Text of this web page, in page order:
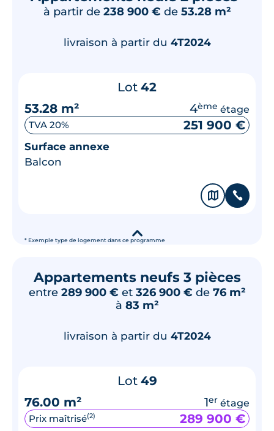
à partir de 238 900 € de 53.28 m²
* Exemple type de logement dans ce programme
livraison à partir du 4T2024
Lot 42
53.28 m²
4ème étage
TVA 20% 251 900 €
Surface annexe
Balcon
🗞 📞
▾
Appartements neufs 3 pièces
entre 289 900 € et 326 900 € de 76 m²
à 83 m²
livraison à partir du 4T2024
Lot 49
76.00 m²
1er étage
Prix maîtrisé(2) 289 900 €